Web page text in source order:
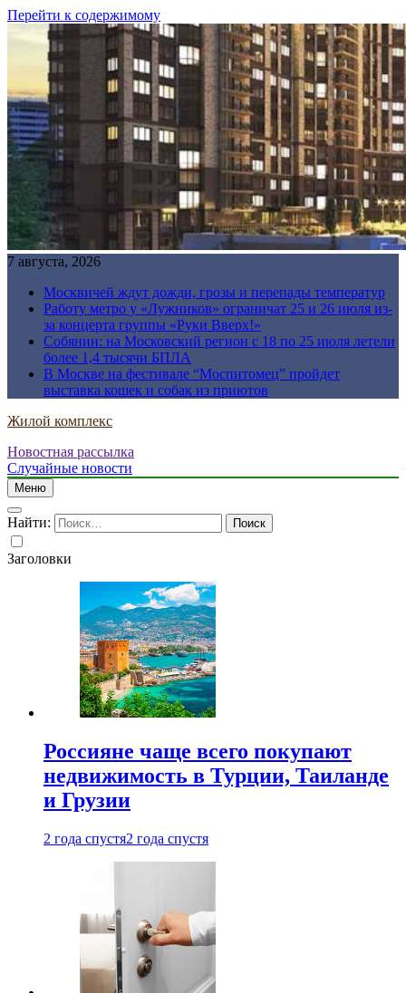
Перейти к содержимому
7 августа, 2026
Москвичей ждут дожди, грозы и перепады температур
Работу метро у «Лужников» ограничат 25 и 26 июля из-
за концерта группы «Руки Вверх!»
Собянин: на Московский регион с 18 по 25 июля летели
более 1,4 тысячи БПЛА
В Москве на фестивале “Моспитомец” пройдет
выставка кошек и собак из приютов
Жилой комплекс
Новостная рассылка
Случайные новости
Меню
Найти:
Заголовки
Россияне чаще всего покупают
недвижимость в Турции, Таиланде
и Грузии
2 года спустя2 года спустя